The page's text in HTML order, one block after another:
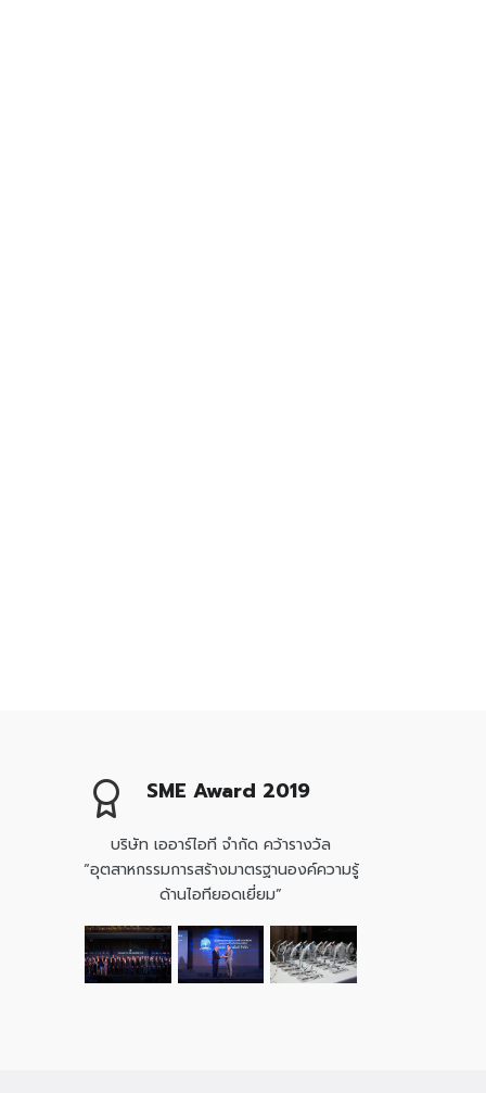
SME Award 2019
บริษัท เออาร์ไอที จำกัด คว้ารางวัล
“อุตสาหกรรมการสร้างมาตรฐานองค์ความรู้
ด้านไอทียอดเยี่ยม”